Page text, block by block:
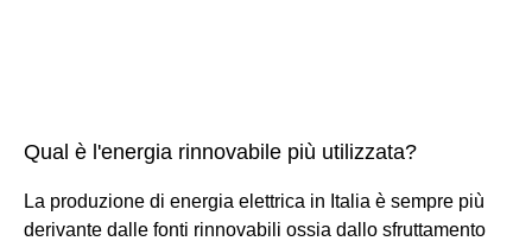
Qual è l'energia rinnovabile più utilizzata?
La produzione di energia elettrica in Italia è sempre più
derivante dalle fonti rinnovabili ossia dallo sfruttamento